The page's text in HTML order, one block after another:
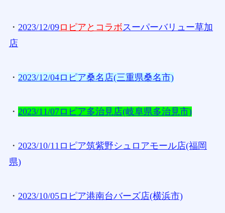
・ 2023/12/09ロピアとコラボスーパーバリュー草加
店
・ 2023/12/04ロピア桑名店(三重県桑名市)
・ 2023/11/07ロピア多治見店(岐阜県多治見市)
・ 2023/10/11ロピア筑紫野シュロアモール店(福岡
県)
・ 2023/10/05ロピア港南台バーズ店(横浜市)